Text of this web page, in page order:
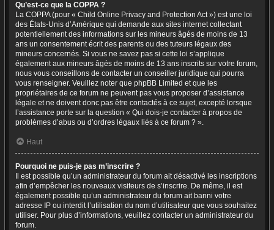
Qu’est-ce que la COPPA ?
La COPPA (pour « Child Online Privacy and Protection Act ») est une loi
des États-Unis d’Amérique qui demande aux sites internet collectant
potentiellement des informations sur les mineurs âgés de moins de 13
ans un consentement écrit des parents ou des tuteurs légaux des
mineurs concernés. Si vous ne savez pas si cette loi s’applique
également aux mineurs âgés de moins de 13 ans inscrits sur votre forum,
nous vous conseillons de contacter un conseiller juridique qui pourra
vous renseigner. Veuillez noter que phpBB Limited et que les
propriétaires de ce forum ne peuvent pas vous proposer d’assistance
légale et ne doivent donc pas être contactés à ce sujet, excepté lorsque
l’assistance porte sur la question « Qui dois-je contacter à propos de
problèmes d’abus ou d’ordres légaux liés à ce forum ? ».
Haut
Pourquoi ne puis-je pas m’inscrire ?
Il est possible qu’un administrateur du forum ait désactivé les inscriptions
afin d’empêcher les nouveaux visiteurs de s’inscrire. De même, il est
également possible qu’un administrateur du forum ait banni votre
adresse IP ou interdit l’utilisation du nom d’utilisateur que vous souhaitez
utiliser. Pour plus d’informations, veuillez contacter un administrateur du
forum.